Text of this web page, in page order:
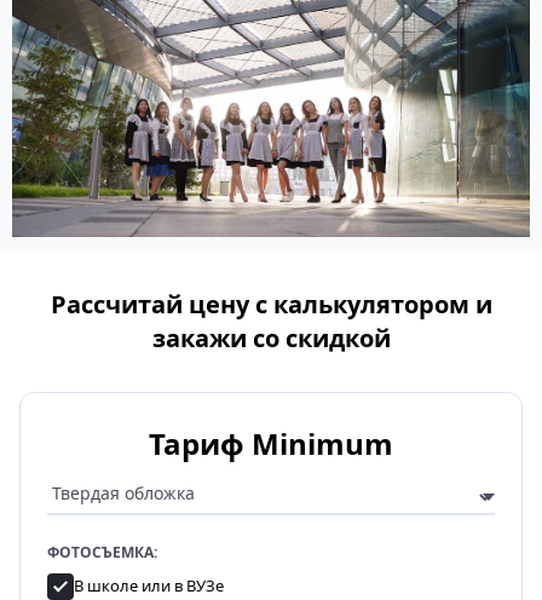
Рассчитай цену с калькулятором и
закажи со скидкой
Тариф Minimum
ФОТОСЪЕМКА:
В школе или в ВУЗе